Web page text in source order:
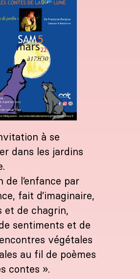
à se
dans les jardins
de l’enfance par
fait d’imaginaire,
et de chagrin,
de sentiments et de
végétales
au fil de poèmes
contes ».